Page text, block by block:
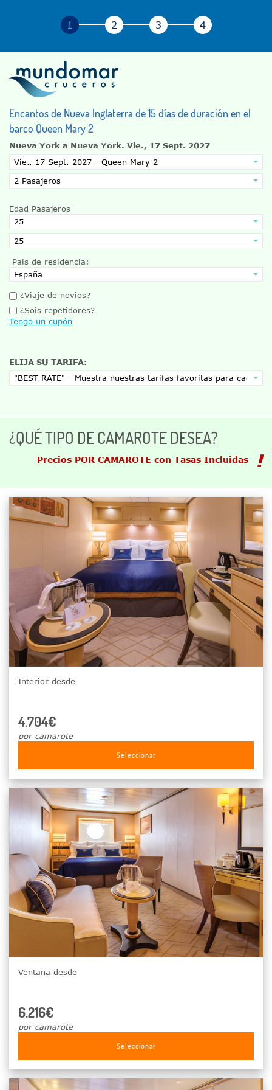
Encantos de Nueva Inglaterra de 15 días de duración en el
barco Queen Mary 2
Nueva York a Nueva York. Vie., 17 Sept. 2027
Edad Pasajeros
Pais de residencia:
¿Viaje de novios?
¿Sois repetidores?
Tengo un cupón
ELIJA SU TARIFA:
¿QUÉ TIPO DE CAMAROTE DESEA?
Precios POR CAMAROTE con Tasas Incluidas
Interior desde
4.704€
por camarote
Seleccionar
Ventana desde
6.216€
por camarote
Seleccionar